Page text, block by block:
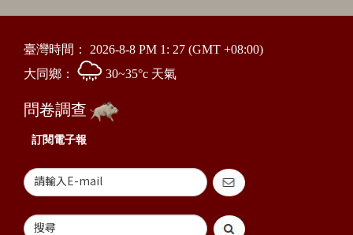
臺灣時間： 2026-8-8 PM 1: 27 (GMT +08:00)
大同鄉：
30~35°c 天氣
問卷調查
訂閱電子報